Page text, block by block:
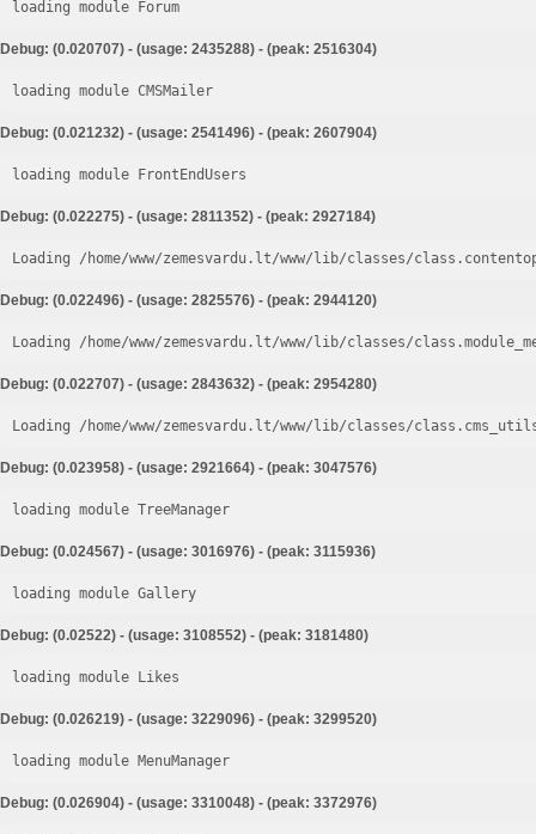
loading module Forum
Debug: (0.020707) - (usage: 2435288) - (peak: 2516304)
loading module CMSMailer
Debug: (0.021232) - (usage: 2541496) - (peak: 2607904)
loading module FrontEndUsers
Debug: (0.022275) - (usage: 2811352) - (peak: 2927184)
Loading /home/www/zemesvardu.lt/www/lib/classes/
Debug: (0.022496) - (usage: 2825576) - (peak: 2944120)
Loading /home/www/zemesvardu.lt/www/lib/classes/
Debug: (0.022707) - (usage: 2843632) - (peak: 2954280)
Loading /home/www/zemesvardu.lt/www/lib/classes/
Debug: (0.023958) - (usage: 2921664) - (peak: 3047576)
loading module TreeManager
Debug: (0.024567) - (usage: 3016976) - (peak: 3115936)
loading module Gallery
Debug: (0.02522) - (usage: 3108552) - (peak: 3181480)
loading module Likes
Debug: (0.026219) - (usage: 3229096) - (peak: 3299520)
loading module MenuManager
Debug: (0.026904) - (usage: 3310048) - (peak: 3372976)